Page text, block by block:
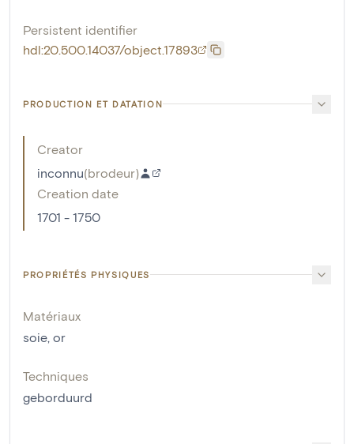
Persistent identifier
hdl:20.500.14037/object.17893
PRODUCTION ET DATATION
Creator
inconnu(brodeur)
Creation date
1701 - 1750
PROPRIÉTÉS PHYSIQUES
Matériaux
soie, or
Techniques
geborduurd